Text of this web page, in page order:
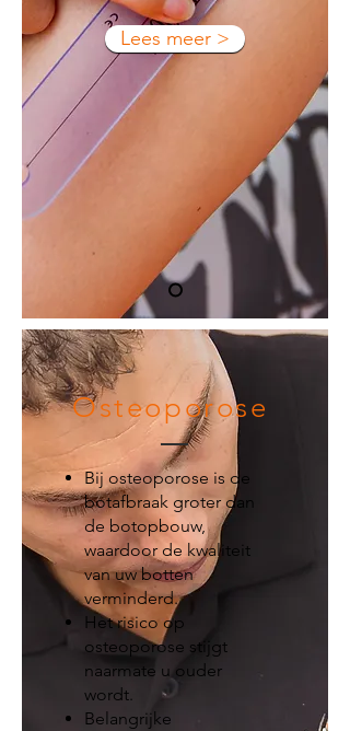
Lees meer >
Osteoporose
Bij osteoporose is de
botafbraak groter dan
de botopbouw,
waardoor de kwaliteit
van uw botten
verminderd.
Het risico op
osteoporose stijgt
naarmate u ouder
wordt.
Belangrijke